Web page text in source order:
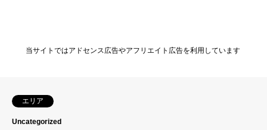
当サイトではアドセンス広告やアフリエイト広告を利用しています
エリア
Uncategorized